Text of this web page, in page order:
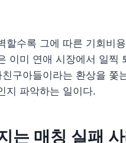
할수록 그에 따른 기회비
이미 연애 시장에서 일찍
구아들이라는 환상을 쫓
지 파악하는 일이다.
는 매칭 실패